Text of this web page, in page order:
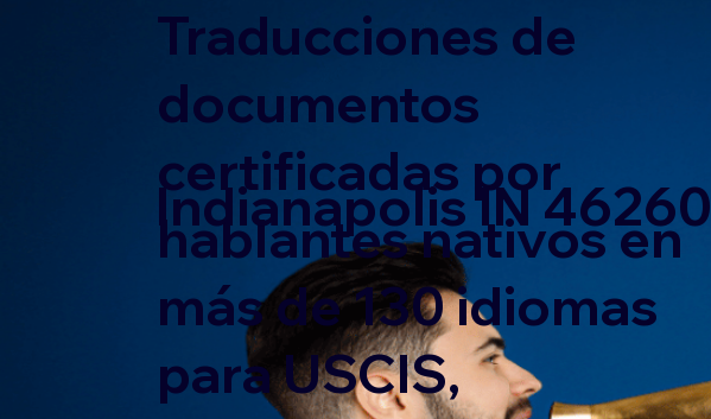
Traducciones de
documentos
certificadas por
hablantes nativos en
más de 130 idiomas
para USCIS,
Indianapolis IN 46260